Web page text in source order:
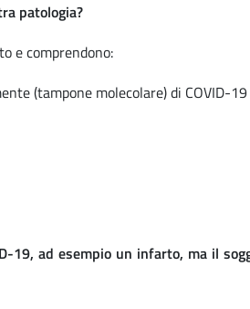
patologia?
e comprendono:
(tampone molecolare) di COVID-19
19, ad esempio un infarto, ma il